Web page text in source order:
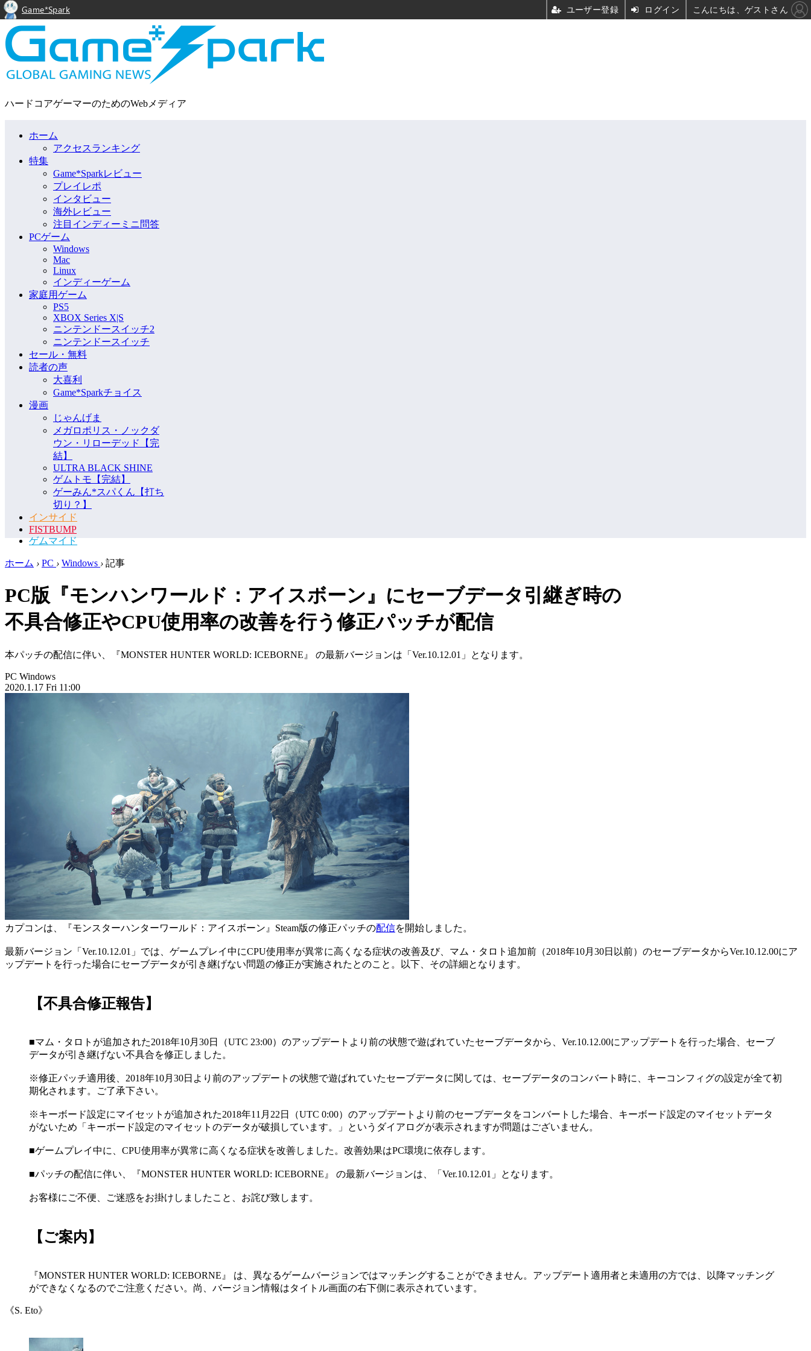
ハードコアゲーマーのためのWebメディア
ホーム
アクセスランキング
特集
Game*Sparkレビュー
プレイレポ
インタビュー
海外レビュー
注目インディーミニ問答
PCゲーム
Windows
Mac
Linux
インディーゲーム
家庭用ゲーム
PS5
XBOX Series X|S
ニンテンドースイッチ2
ニンテンドースイッチ
セール・無料
読者の声
大喜利
Game*Sparkチョイス
漫画
じゃんげま
メガロポリス・ノックダ
ウン・リローデッド【完
結】
ULTRA BLACK SHINE
ゲムトモ【完結】
ゲーみん*スパくん【打ち
切り？】
インサイド
FISTBUMP
ゲムマイド
ホーム › PC › Windows › 記事
PC版『モンハンワールド：アイスボーン』にセーブデータ引継ぎ時の
不具合修正やCPU使用率の改善を行う修正パッチが配信
本パッチの配信に伴い、『MONSTER HUNTER WORLD: ICEBORNE』 の最新バージョンは「Ver.10.12.01」となります。
PC Windows
2020.1.17 Fri 11:00
カプコンは、『モンスターハンターワールド：アイスボーン』Steam版の修正パッチの配信を開始しました。
最新バージョン「Ver.10.12.01」では、ゲームプレイ中にCPU使用率が異常に高くなる症状の改善及び、マム・タロト追加前（2018年10月30日以前）のセーブデータからVer.10.12.00にア
ップデートを行った場合にセーブデータが引き継げない問題の修正が実施されたとのこと。以下、その詳細となります。
【不具合修正報告】
■マム・タロトが追加された2018年10月30日（UTC 23:00）のアップデートより前の状態で遊ばれていたセーブデータから、Ver.10.12.00にアップデートを行った場合、セーブ
データが引き継げない不具合を修正しました。
※修正パッチ適用後、2018年10月30日より前のアップデートの状態で遊ばれていたセーブデータに関しては、セーブデータのコンバート時に、キーコンフィグの設定が全て初
期化されます。ご了承下さい。
※キーボード設定にマイセットが追加された2018年11月22日（UTC 0:00）のアップデートより前のセーブデータをコンバートした場合、キーボード設定のマイセットデータ
がないため「キーボード設定のマイセットのデータが破損しています。」というダイアログが表示されますが問題はございません。
■ゲームプレイ中に、CPU使用率が異常に高くなる症状を改善しました。改善効果はPC環境に依存します。
■パッチの配信に伴い、『MONSTER HUNTER WORLD: ICEBORNE』 の最新バージョンは、「Ver.10.12.01」となります。
お客様にご不便、ご迷惑をお掛けしましたこと、お詫び致します。
【ご案内】
『MONSTER HUNTER WORLD: ICEBORNE』 は、異なるゲームバージョンではマッチングすることができません。アップデート適用者と未適用の方では、以降マッチング
ができなくなるのでご注意ください。尚、バージョン情報はタイトル画面の右下側に表示されています。
《S. Eto》
Game*Spark ユーザー登録 ログイン こんにちは、ゲストさん